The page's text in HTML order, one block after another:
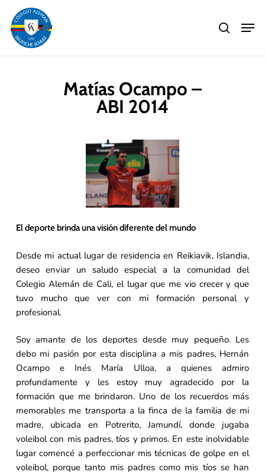
main
content
search
Matías Ocampo –
ABI 2014
El deporte brinda una visión diferente del mundo
Desde mi actual lugar de residencia en Reikiavik, Islandia,
deseo enviar un saludo especial a la comunidad del
Colegio Alemán de Cali, el lugar que me vio crecer y que
tuvo mucho que ver con mi formación personal y
profesional.
Soy amante de los deportes desde muy pequeño. Les
debo mi pasión por esta disciplina a mis padres, Hernán
Ocampo e Inés María Ulloa, a quienes admiro
profundamente y les estoy muy agradecido por la
formación que me brindaron. Uno de los recuerdos más
memorables me transporta a la finca de la familia de mi
madre, ubicada en Potrerito, Jamundí, donde jugaba
voleibol con mis padres, tíos y primos. En este inolvidable
lugar comencé a perfeccionar mis técnicas de golpe en el
voleibol, porque tanto mis padres como mis tíos se han